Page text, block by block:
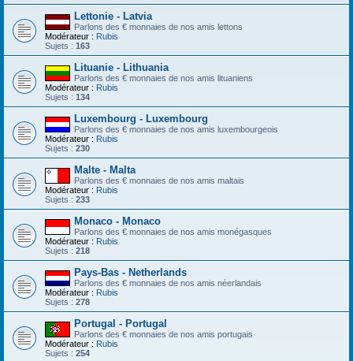
Lettonie - Latvia
Parlons des € monnaies de nos amis lettons
Modérateur : Rubis
Sujets : 163
Lituanie - Lithuania
Parlons des € monnaies de nos amis lituaniens
Modérateur : Rubis
Sujets : 134
Luxembourg - Luxembourg
Parlons des € monnaies de nos amis luxembourgeois
Modérateur : Rubis
Sujets : 230
Malte - Malta
Parlons des € monnaies de nos amis maltais
Modérateur : Rubis
Sujets : 233
Monaco - Monaco
Parlons des € monnaies de nos amis monégasques
Modérateur : Rubis
Sujets : 218
Pays-Bas - Netherlands
Parlons des € monnaies de nos amis néerlandais
Modérateur : Rubis
Sujets : 278
Portugal - Portugal
Parlons des € monnaies de nos amis portugais
Modérateur : Rubis
Sujets : 254